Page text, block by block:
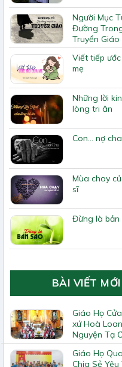
Người Mục
Đường
Truyền Giáo
Viết tiếp
mẹ
Những lời
lòng tri ân
Con… nợ
Mùa chay
sĩ
Đừng là bản
BÀI VIẾT MỚI
Giáo Họ
xứ Hoà
Nguyện Tạ
Lại Khóa
Giáo Lý Viên
Giáo Họ
Chia Sẻ